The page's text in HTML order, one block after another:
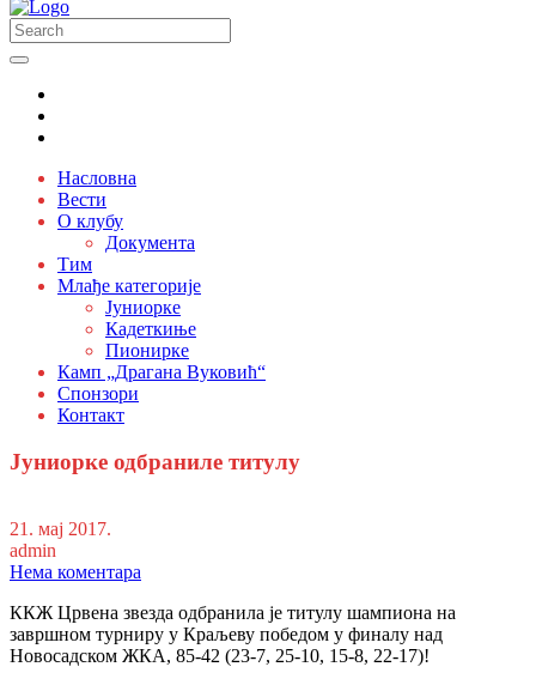
Насловна
Вести
О клубу
Документа
Тим
Млађе категорије
Јуниорке
Кадеткиње
Пионирке
Камп „Драгана Вуковић“
Спонзори
Контакт
Јуниорке одбраниле титулу
21. мај 2017.
admin
Нема коментара
ККЖ Црвена звезда одбранила је титулу шампиона на
завршном турниру у Краљеву победом у финалу над
Новосадском ЖКА, 85-42 (23-7, 25-10, 15-8, 22-17)!